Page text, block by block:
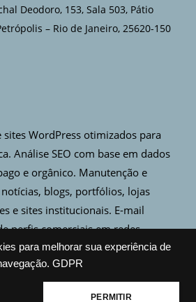
para melhorar sua experiência de
GDPR
PERMITIR
Deodoro, 153, Sala 503, Pátio
– Rio de Janeiro, 25620-150
WordPress otimizados para
Análise SEO com base em dados
e orgânico. Manutenção e
blogs, portfólios, lojas
e sites institucionais. E-mail
perfis comerciais em redes
design de logo e identidade